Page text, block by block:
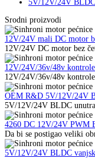
5V/12V/24V
Srodni proizvodi
12V/24V mali DC motor
12V/24V DC motor bez
12V/24V/36v/48v
12V/24V/36v/48v
OEM R&D 5V/12V/24V
5V/12V/24V BLDC
4260 DC 12V/24V PWM
Da bi se postigao veliki
5V/12V/24V BLDC